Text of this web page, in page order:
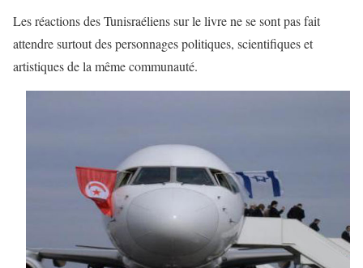
Les réactions des Tunisraéliens sur le livre ne se sont pas fait
attendre surtout des personnages politiques, scientifiques et
artistiques de la même communauté.